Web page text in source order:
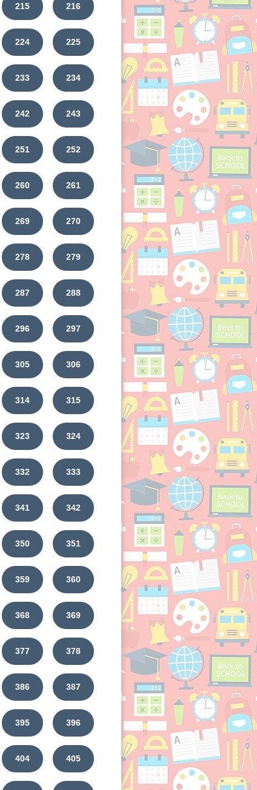
215 216
224 225
233 234
242 243
251 252
260 261
269 270
278 279
287 288
296 297
305 306
314 315
323 324
332 333
341 342
350 351
359 360
368 369
377 378
386 387
395 396
404 405